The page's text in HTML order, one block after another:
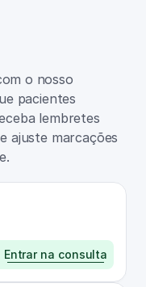
o nosso
pacientes
lembretes
ajuste marcações
Entrar na consulta